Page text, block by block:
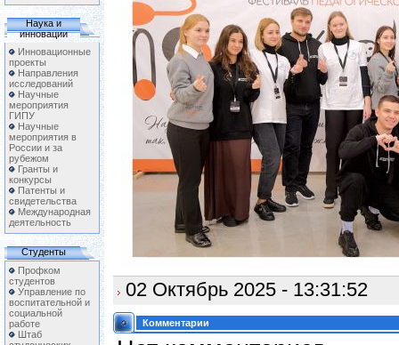
Наука и
инновации
Инновационные
проекты
Направления
исследований
Научные
мероприятия
ГИПУ
Научные
мероприятия в
России и за
рубежом
Гранты и
конкурсы
Патенты и
свидетельства
Международная
деятельность
Студенты
Профком
студентов
Управление по
воспитательной и
социальной
работе
Штаб
02 Октябрь 2025 - 13:31:52
Комментарии